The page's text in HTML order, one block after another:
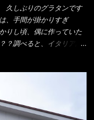
級感的な・・・だって透
いからねぇ～（コスト
の用意を勧めている。
・韮・生卵を用意しま
油を入れて完成です。 ど
じゃない！？ 笑 マルタ
久しぶりのグラタンです
、手間が掛かりすぎ
りし頃、偶に作っていた
？調べると、イタリア語
しているようで、パック
に結構な差が出てい